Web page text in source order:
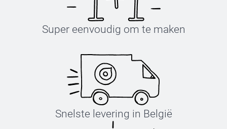
Super eenvoudig om te maken
Snelste levering in België